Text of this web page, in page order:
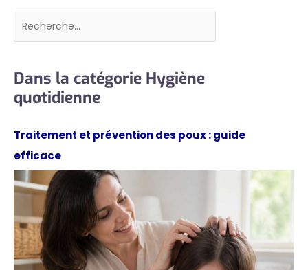
Rechercher
Dans la catégorie Hygiène
quotidienne
Traitement et prévention des poux : guide
efficace